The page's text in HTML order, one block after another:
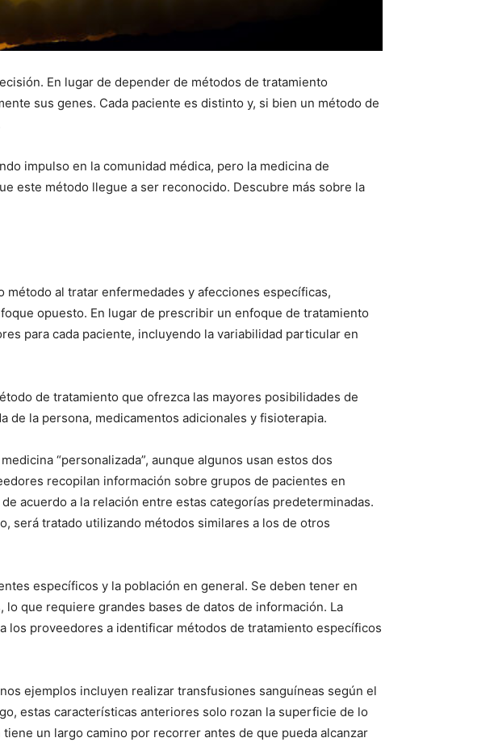
En lugar de depender de métodos de tratamiento
sus genes. Cada paciente es distinto y, si bien un método de
impulso en la comunidad médica, pero la medicina de
este método llegue a ser reconocido. Descubre más sobre la
al tratar enfermedades y afecciones específicas,
opuesto. En lugar de prescribir un enfoque de tratamiento
para cada paciente, incluyendo la variabilidad particular en
de tratamiento que ofrezca las mayores posibilidades de
de la persona, medicamentos adicionales y fisioterapia.
“personalizada”, aunque algunos usan estos dos
recopilan información sobre grupos de pacientes en
acuerdo a la relación entre estas categorías predeterminadas.
será tratado utilizando métodos similares a los de otros
específicos y la población en general. Se deben tener en
que requiere grandes bases de datos de información. La
los proveedores a identificar métodos de tratamiento específicos
ejemplos incluyen realizar transfusiones sanguíneas según el
estas características anteriores solo rozan la superficie de lo
un largo camino por recorrer antes de que pueda alcanzar